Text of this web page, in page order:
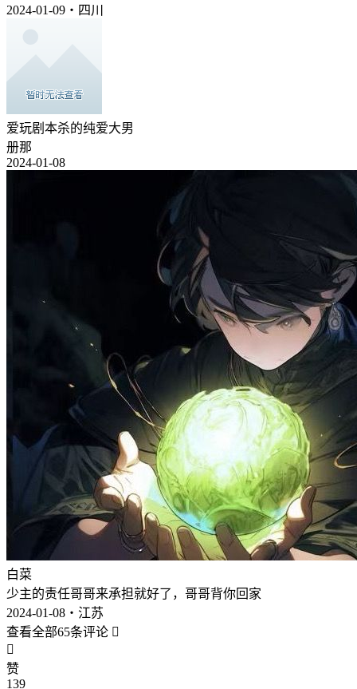
2024-01-09・四川
爱玩剧本杀的纯爱大男
册那
2024-01-08
白菜
少主的责任哥哥来承担就好了，哥哥背你回家
2024-01-08・江苏
查看全部65条评论 

赞
139